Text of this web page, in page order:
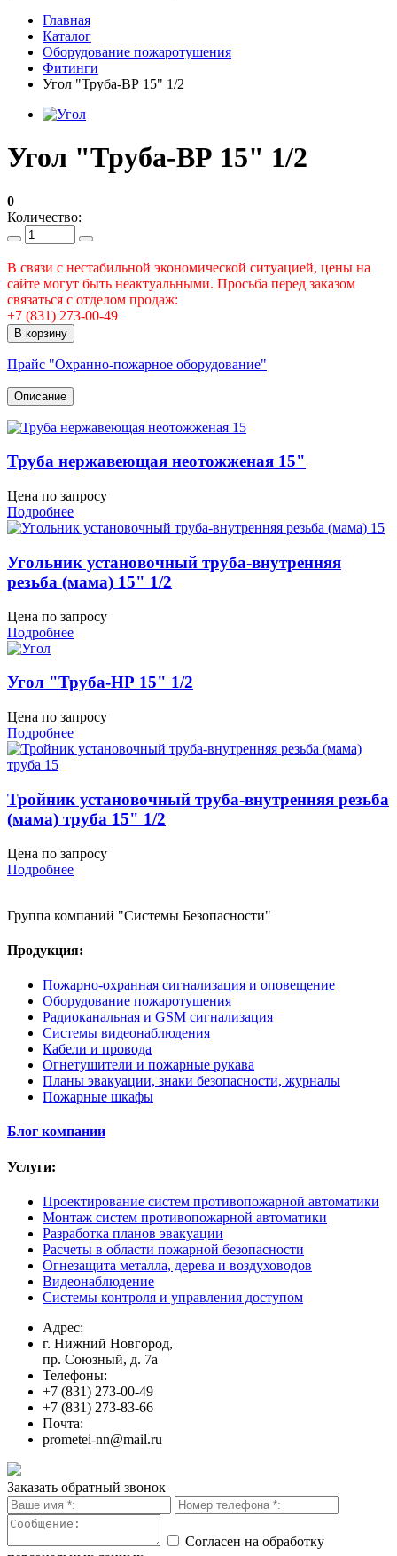
Главная
Каталог
Оборудование пожаротушения
Фитинги
Угол "Труба-ВР 15" 1/2
Угол "Труба-ВР 15" 1/2
0
Количество:
В связи с нестабильной экономической ситуацией, цены на
сайте могут быть неактуальными. Просьба перед заказом
связаться с отделом продаж:
+7 (831) 273-00-49
В корзину
Прайс "Охранно-пожарное оборудование"
Описание
Труба нержавеющая неотожженая 15"
Цена по запросу
Подробнее
Угольник установочный труба-внутренняя
резьба (мама) 15" 1/2
Цена по запросу
Подробнее
Угол "Труба-НР 15" 1/2
Цена по запросу
Подробнее
Тройник установочный труба-внутренняя резьба
(мама) труба 15" 1/2
Цена по запросу
Подробнее
Группа компаний "Системы Безопасности"
Продукция:
Пожарно-охранная сигнализация и оповещение
Оборудование пожаротушения
Радиоканальная и GSM сигнализация
Системы видеонаблюдения
Кабели и провода
Огнетушители и пожарные рукава
Планы эвакуации, знаки безопасности, журналы
Пожарные шкафы
Блог компании
Услуги:
Проектирование систем противопожарной автоматики
Монтаж систем противопожарной автоматики
Разработка планов эвакуации
Расчеты в области пожарной безопасности
Огнезащита металла, дерева и воздуховодов
Видеонаблюдение
Системы контроля и управления доступом
Адрес:
г. Нижний Новгород,
пр. Союзный, д. 7а
Телефоны:
+7 (831) 273-00-49
+7 (831) 273-83-66
Почта:
prometei-nn@mail.ru
Заказать обратный звонок
Согласен на обработку